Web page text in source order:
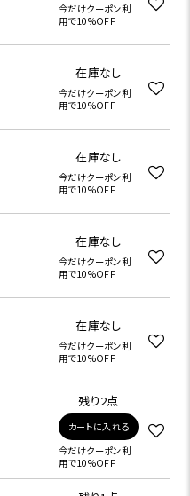
今だけクーポン利
用で10%OFF
在庫なし
今だけクーポン利
用で10%OFF
在庫なし
今だけクーポン利
用で10%OFF
在庫なし
今だけクーポン利
用で10%OFF
在庫なし
今だけクーポン利
用で10%OFF
残り2点
カートに入れる
今だけクーポン利
用で10%OFF